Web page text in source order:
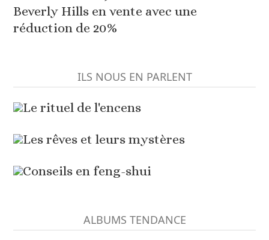
Beverly Hills en vente avec une
réduction de 20%
ILS NOUS EN PARLENT
Le rituel de l'encens
Les rêves et leurs mystères
Conseils en feng-shui
ALBUMS TENDANCE